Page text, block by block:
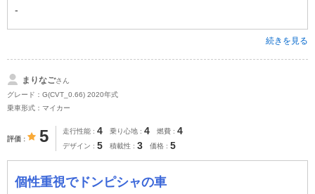
-
続きを見る
まりなごさん
グレード：G(CVT_0.66) 2020年式
乗車形式：マイカー
評価 5 走行性能 4 乗り心地 4 燃費 4
デザイン 5 積載性 3 価格 5
個性重視でドンピシャの車